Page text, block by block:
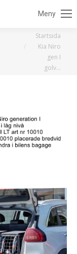
Meny
Du är här:
Startsida
Kia Niro
gen I
golv…